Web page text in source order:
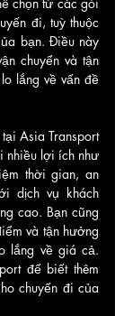
đi, tuỳ thuộc
bạn. Điều này
chuyển và tận
lắng về vấn đề
Asia Transport
nhiều lợi ích như
thời gian, an
dịch vụ khách
cao. Bạn cũng
và tận hưởng
lắng về giá cả.
để biết thêm
chuyến đi của